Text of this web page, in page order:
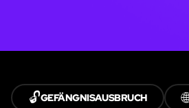
🔓GEFÄNGNISAUSBRUCH